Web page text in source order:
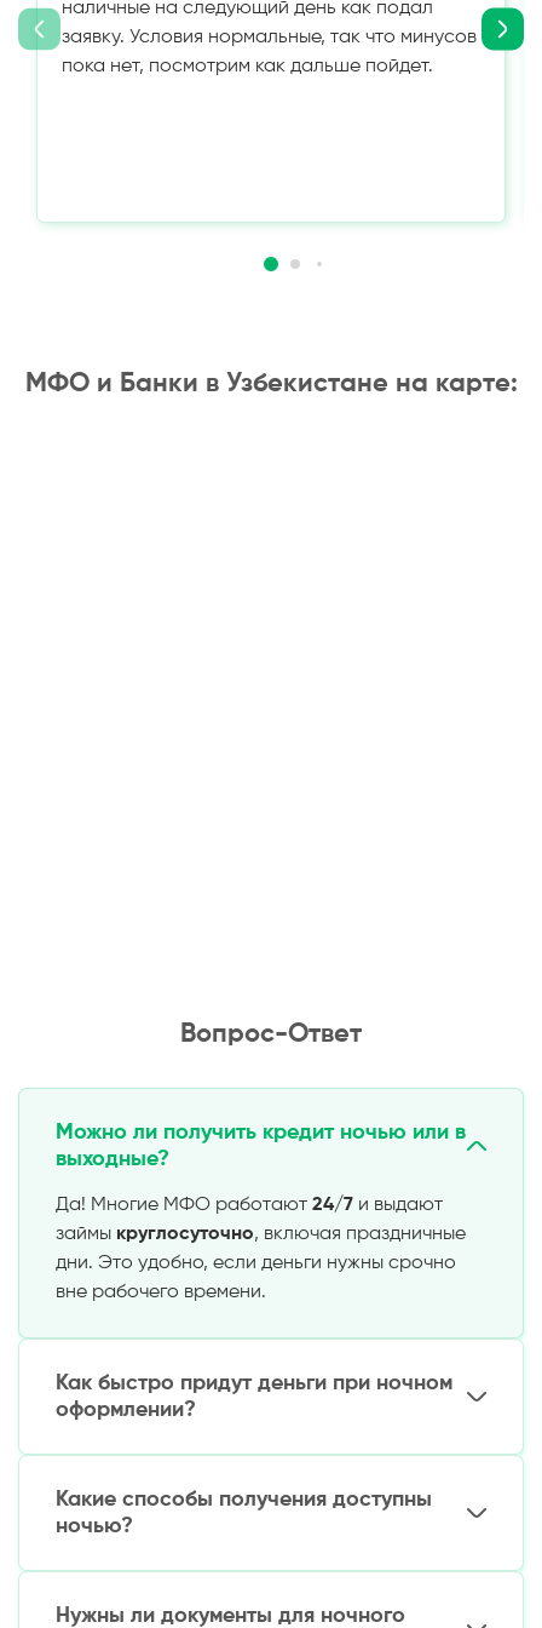
наличные на следующий день как подал
заявку. Условия нормальные, так что минусов
пока нет, посмотрим как дальше пойдет.
МФО и Банки в Узбекистане на карте:
Вопрос-Ответ
Можно ли получить кредит ночью или в
выходные?
Да! Многие МФО работают 24/7 и выдают
займы круглосуточно, включая праздничные
дни. Это удобно, если деньги нужны срочно
вне рабочего времени.
Как быстро придут деньги при ночном
оформлении?
Перевод занимаетот 5 минут до 1 часа, даже
обрабатывают заявкиза 2-15 минутпри
Какие способы получения доступны
ночью?
На карту(Uzcard/Humo/Visa/Mastercard) или
Нужны ли документы для ночного